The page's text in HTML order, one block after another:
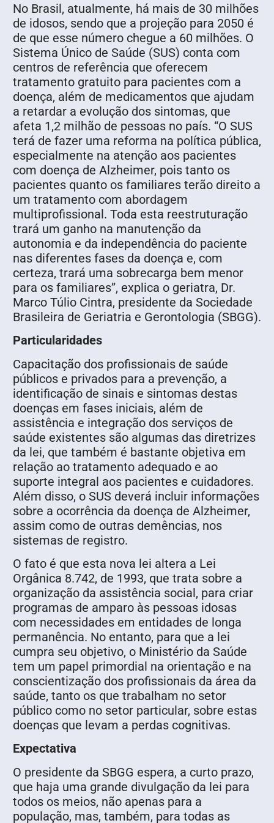
No Brasil, atualmente, há mais de 30 milhões
de idosos, sendo que a projeção para 2050 é
de que esse número chegue a 60 milhões. O
Sistema Único de Saúde (SUS) conta com
centros de referência que oferecem
tratamento gratuito para pacientes com a
doença, além de medicamentos que ajudam
a retardar a evolução dos sintomas, que
afeta 1,2 milhão de pessoas no país. “O SUS
terá de fazer uma reforma na política pública,
especialmente na atenção aos pacientes
com doença de Alzheimer, pois tanto os
pacientes quanto os familiares terão direito a
um tratamento com abordagem
multiprofissional. Toda esta reestruturação
trará um ganho na manutenção da
autonomia e da independência do paciente
nas diferentes fases da doença e, com
certeza, trará uma sobrecarga bem menor
para os familiares”, explica o geriatra, Dr.
Marco Túlio Cintra, presidente da Sociedade
Brasileira de Geriatria e Gerontologia (SBGG).
Particularidades
Capacitação dos profissionais de saúde
públicos e privados para a prevenção, a
identificação de sinais e sintomas destas
doenças em fases iniciais, além de
assistência e integração dos serviços de
saúde existentes são algumas das diretrizes
da lei, que também é bastante objetiva em
relação ao tratamento adequado e ao
suporte integral aos pacientes e cuidadores.
Além disso, o SUS deverá incluir informações
sobre a ocorrência da doença de Alzheimer,
assim como de outras demências, nos
sistemas de registro.
O fato é que esta nova lei altera a Lei
Orgânica 8.742, de 1993, que trata sobre a
organização da assistência social, para criar
programas de amparo às pessoas idosas
com necessidades em entidades de longa
permanência. No entanto, para que a lei
cumpra seu objetivo, o Ministério da Saúde
tem um papel primordial na orientação e na
conscientização dos profissionais da área da
saúde, tanto os que trabalham no setor
público como no setor particular, sobre estas
doenças que levam a perdas cognitivas.
Expectativa
O presidente da SBGG espera, a curto prazo,
que haja uma grande divulgação da lei para
todos os meios, não apenas para a
população, mas, também, para todas as